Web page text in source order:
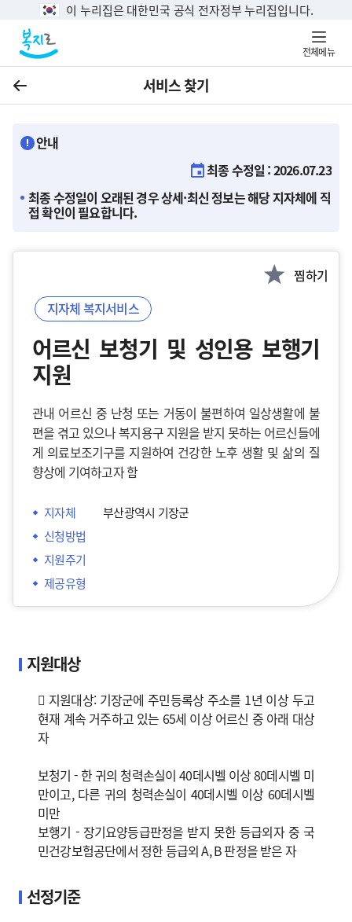
이 누리집은 대한민국 공식 전자정부 누리집입니다.
전체메뉴
이전 서비스 찾기
안내
최종 수정일 : 2026.07.23
최종 수정일이 오래된 경우 상세·최신 정보는 해당 지자체에 직
접 확인이 필요합니다.
찜하기
지자체 복지서비스
어르신 보청기 및 성인용 보행기
지원
관내 어르신 중 난청 또는 거동이 불편하여 일상생활에 불
편을 겪고 있으나 복지용구 지원을 받지 못하는 어르신들에
게 의료보조기구를 지원하여 건강한 노후 생활 및 삶의 질
향상에 기여하고자 함
지자체
부산광역시 기장군
신청방법
지원주기
제공유형
지원대상
 지원대상: 기장군에 주민등록상 주소를 1년 이상 두고
현재 계속 거주하고 있는 65세 이상 어르신 중 아래 대상
자
보청기 - 한 귀의 청력손실이 40데시벨 이상 80데시벨 미
만이고, 다른 귀의 청력손실이 40데시벨 이상 60데시벨
미만
보행기 - 장기요양등급판정을 받지 못한 등급외자 중 국
민건강보험공단에서 정한 등급외 A, B 판정을 받은 자
선정기준